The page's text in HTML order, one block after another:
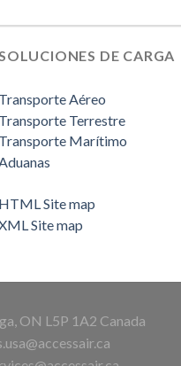
DE CARGA
Transporte Aéreo
Transporte Terrestre
Transporte Marítimo
HTML Site map
Site map
ON L5P 1A2 Canada